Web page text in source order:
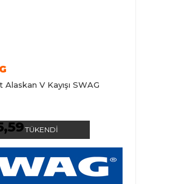
TÜKENDI
Alaskan V Kayışı SWAG